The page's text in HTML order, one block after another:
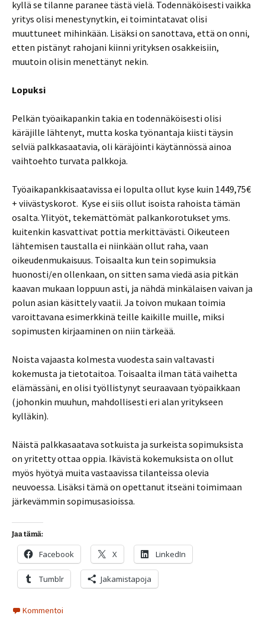
kyllä se tilanne paranee tästä vielä. Todennäköisesti vaikka
yritys olisi menestynytkin, ei toimintatavat olisi
muuttuneet mihinkään. Lisäksi on sanottava, että on onni,
etten pistänyt rahojani kiinni yrityksen osakkeisiin,
muutoin olisin menettänyt nekin.
Lopuksi
Pelkän työaikapankin takia en todennäköisesti olisi
käräjille lähtenyt, mutta koska työnantaja kiisti täysin
selviä palkkasaatavia, oli käräjöinti käytännössä ainoa
vaihtoehto turvata palkkoja.
Työaikapankkisaatavissa ei lopulta ollut kyse kuin 1449,75€
+ viivästyskorot. Kyse ei siis ollut isoista rahoista tämän
osalta. Ylityöt, tekemättömät palkankorotukset yms.
kuitenkin kasvattivat pottia merkittävästi. Oikeuteen
lähtemisen taustalla ei niinkään ollut raha, vaan
oikeudenmukaisuus. Toisaalta kun tein sopimuksia
huonosti/en ollenkaan, on sitten sama viedä asia pitkän
kaavan mukaan loppuun asti, ja nähdä minkälaisen vaivan ja
polun asian käsittely vaatii. Ja toivon mukaan toimia
varoittavana esimerkkinä teille kaikille muille, miksi
sopimusten kirjaaminen on niin tärkeää.
Noista vajaasta kolmesta vuodesta sain valtavasti
kokemusta ja tietotaitoa. Toisaalta ilman tätä vaihetta
elämässäni, en olisi työllistynyt seuraavaan työpaikkaan
(johonkin muuhun, mahdollisesti eri alan yritykseen
kylläkin).
Näistä palkkasaatava sotkuista ja surkeista sopimuksista
on yritetty ottaa oppia. Ikävistä kokemuksista on ollut
myös hyötyä muita vastaavissa tilanteissa olevia
neuvoessa. Lisäksi tämä on opettanut itseäni toimimaan
järkevämmin sopimusasioissa.
Jaa tämä:
Facebook X LinkedIn
Tumblr Jakamistapoja
Kommentoi